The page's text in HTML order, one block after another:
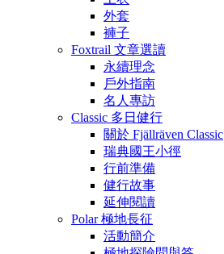
外套
褲子
Foxtrail 文章選讀
永續理念
戶外指南
名人專訪
Classic 多日健行
關於 Fjällräven Classic
瑞典國王小徑
行前準備
健行故事
延伸閱讀
Polar 極地長征
活動簡介